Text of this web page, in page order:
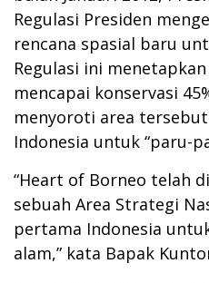
Regulasi Presiden
rencana spasial baru
Regulasi ini
mencapai konservasi
menyoroti area
Indonesia untuk “paru-
“Heart of Borneo telah
sebuah Area Strategi
pertama Indonesia
alam,” kata Bapak